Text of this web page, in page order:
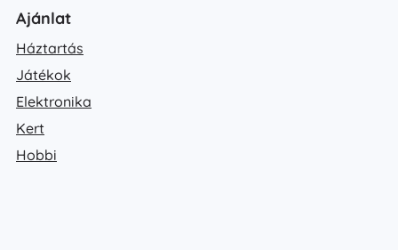
Ajánlat
Háztartás
Játékok
Elektronika
Kert
Hobbi